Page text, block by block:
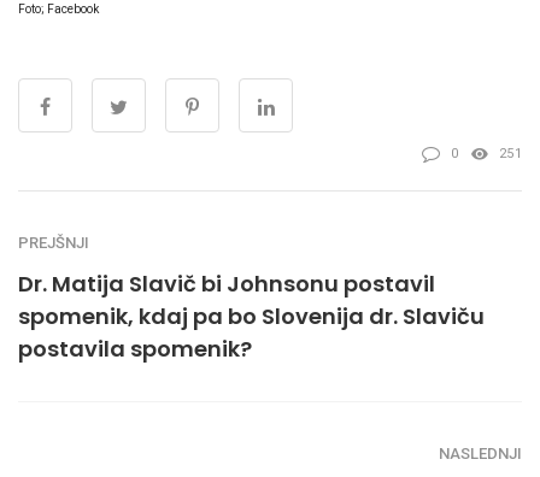
Foto; Facebook
0 251
PREJŠNJI
Dr. Matija Slavič bi Johnsonu postavil
spomenik, kdaj pa bo Slovenija dr. Slaviču
postavila spomenik?
NASLEDNJI